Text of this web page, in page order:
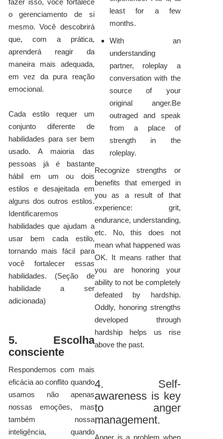
o gerenciamento de si
mesmo. Você descobrirá
que, com a prática,
aprenderá reagir da
maneira mais adequada,
em vez da pura reação
emocional.
Cada estilo requer um
conjunto diferente de
habilidades para ser bem
usado. A maioria das
pessoas já é bastante
hábil em um ou dois
estilos e desajeitada em
alguns dos outros estilos.
Identificaremos
habilidades que ajudam a
usar bem cada estilo,
tornando mais fácil para
você fortalecer essas
habilidades. (Seção de
habilidade a ser
adicionada)
5. Escolha
consciente
Respondemos com mais
eficácia ao conflito quando
usamos não apenas
nossas emoções, mas
também nossa
inteligência, quando
least for a few
months.
With an
understanding
partner, roleplay a
conversation with the
source of your
original anger.Be
outraged and speak
from a place of
strength in the
roleplay.
Recognize strengths or
benefits that emerged in
you as a result of that
experience: grit,
endurance, understanding,
etc. No, this does not
mean what happened was
OK. It means rather that
you are honoring your
ability to not be completely
defeated by hardship.
Oddly, honoring strengths
developed through
hardship helps us rise
above the past.
4. Self-
awareness is key
to anger
management.
Anger is a problem when